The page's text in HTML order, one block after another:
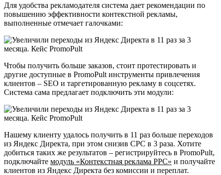
Для удобства рекламодателя система дает рекомендации по
повышению эффективности контекстной рекламы,
выполненные отмечает галочками:
Чтобы получить больше заказов, стоит протестировать и
другие доступные в PromoPult инструменты привлечения
клиентов – SEO и таргетированную рекламу в соцсетях.
Система сама предлагает подключить эти модули:
Нашему клиенту удалось получить в 11 раз больше переходов
из Яндекс Директа, при этом снизив CPC в 3 раза. Хотите
добиться таких же результатов – регистрируйтесь в PromoPult,
подключайте модуль «Контекстная реклама PPC» и получайте
клиентов из Яндекс Директа без комиссии и переплат.